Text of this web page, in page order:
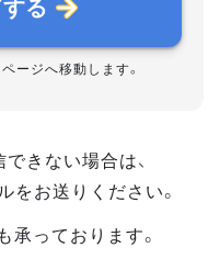
る
ージへ移動します。
きない場合は、
をお送りください。
っております。